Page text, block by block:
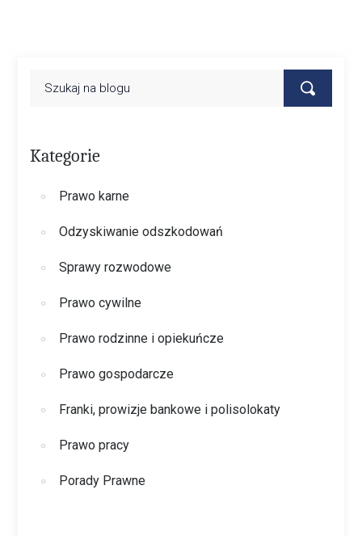
Kategorie
Prawo karne
Odzyskiwanie odszkodowań
Sprawy rozwodowe
Prawo cywilne
Prawo rodzinne i opiekuńcze
Prawo gospodarcze
Franki, prowizje bankowe i polisolokaty
Prawo pracy
Porady Prawne